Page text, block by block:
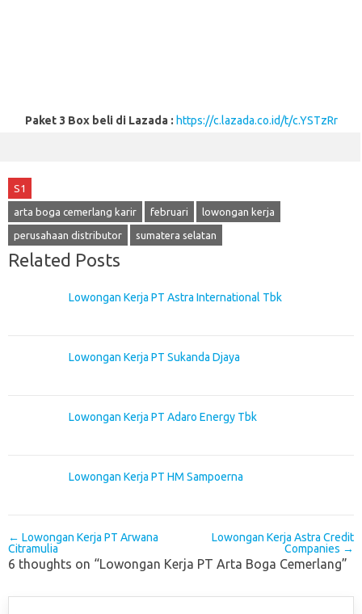
Paket 3 Box beli di Lazada : https://c.lazada.co.id/t/c.YSTzRr
S1
arta boga cemerlang karir februari lowongan kerja
perusahaan distributor sumatera selatan
Related Posts
Lowongan Kerja PT Astra International Tbk
Lowongan Kerja PT Sukanda Djaya
Lowongan Kerja PT Adaro Energy Tbk
Lowongan Kerja PT HM Sampoerna
Post navigation
← Lowongan Kerja PT Arwana
Citramulia
Lowongan Kerja Astra Credit
Companies →
6 thoughts on “Lowongan Kerja PT Arta Boga Cemerlang”